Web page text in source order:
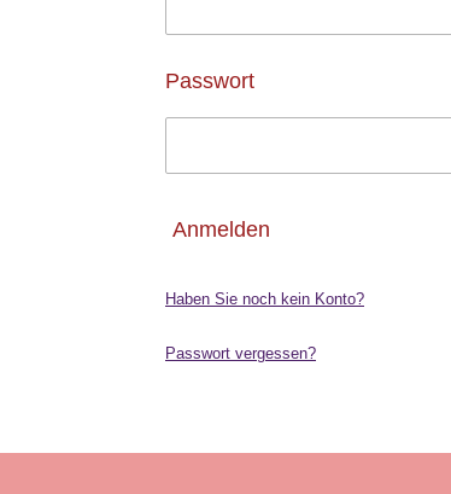
Passwort
Anmelden
Haben Sie noch kein Konto?
Passwort vergessen?